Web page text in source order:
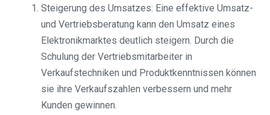
Steigerung des Umsatzes: Eine effektive Umsatz-
und Vertriebsberatung kann den Umsatz eines
Elektronikmarktes deutlich steigern. Durch die
Schulung der Vertriebsmitarbeiter in
Verkaufstechniken und Produktkenntnissen können
sie ihre Verkaufszahlen verbessern und mehr
Kunden gewinnen.